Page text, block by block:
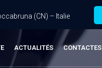
(CN) – Italie
ACTUALITÉS CONTACTES